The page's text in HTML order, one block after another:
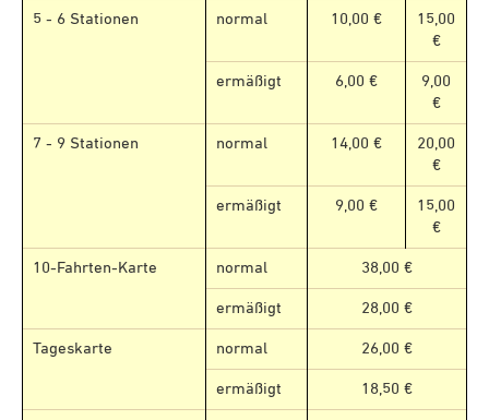
5 - 6 Stationen normal 10,00 €
15,00
€
ermäßigt 6,00 €
9,00
€
7 - 9 Stationen normal 14,00 €
20,00
€
ermäßigt 9,00 €
15,00
€
10-Fahrten-Karte normal 38,00 €
ermäßigt 28,00 €
Tageskarte normal 26,00 €
ermäßigt 18,50 €